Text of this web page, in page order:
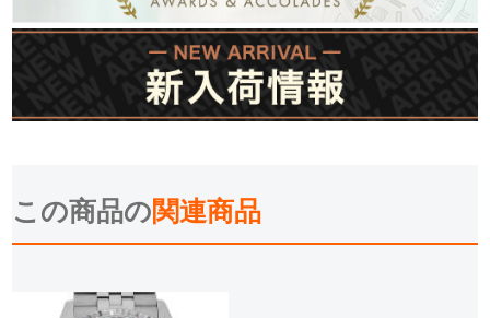
この商品の関連商品